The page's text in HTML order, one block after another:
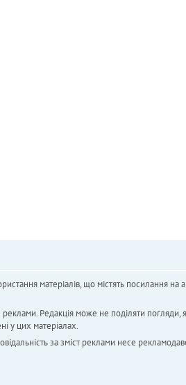
матеріалів, що містять посилання на
Редакція може не поділяти погляди,
у цих матеріалах.
за зміст реклами несе